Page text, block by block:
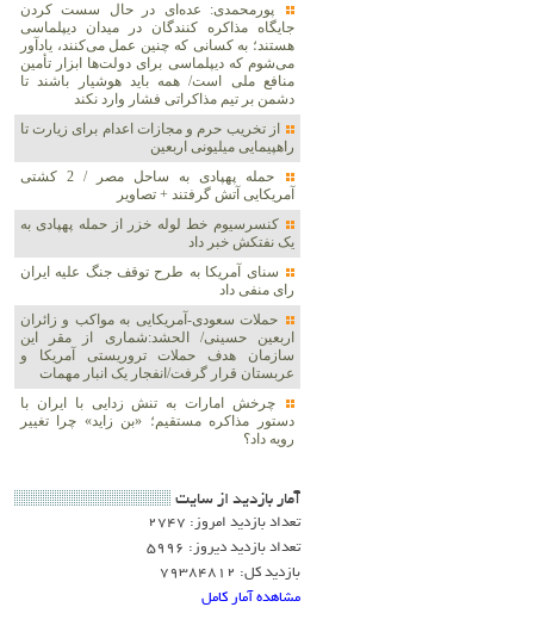
پورمحمدی: عده‌ای در حال سست کردن
جایگاه مذاکره کنندگان در میدان دیپلماسی
هستند؛ به کسانی که چنین عمل می‌کنند، یادآور
می‌شوم که دیپلماسی برای دولت‌ها ابزار تأمین
منافع ملی است/ همه باید هوشیار باشند تا
دشمن بر تیم مذاکراتی فشار وارد نکند
از تخریب حرم و مجازات اعدام برای زیارت تا
راهپیمایی میلیونی اربعین
حمله پهپادی به ساحل مصر / 2 کشتی
آمریکایی آتش گرفتند + تصاویر
کنسرسیوم خط لوله خزر از حمله پهپادی به
یک نفتکش خبر داد
سنای آمریکا به طرح توقف جنگ علیه ایران
رای منفی داد
حملات سعودی-آمریکایی به مواکب و زائران
اربعین حسینی/ الحشد:شماری از مقر این
سازمان هدف حملات تروریستی آمریکا و
عربستان قرار گرفت/انفجار یک انبار مهمات
چرخش امارات به تنش زدایی با ایران با
دستور مذاکره مستقیم؛ «بن زاید» چرا تغییر
رویه داد؟
آمار بازديد از سايت
تعداد بازدید امروز: 2747
تعداد بازدید دیروز: 5996
بازدید کل: 79384812
مشاهده آمار کامل